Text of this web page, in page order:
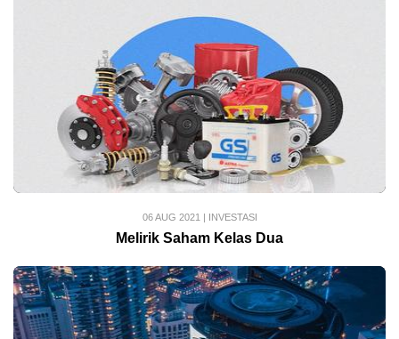
06 AUG 2021 | INVESTASI
Melirik Saham Kelas Dua